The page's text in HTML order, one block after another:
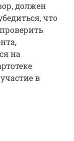
должен
что
на
в